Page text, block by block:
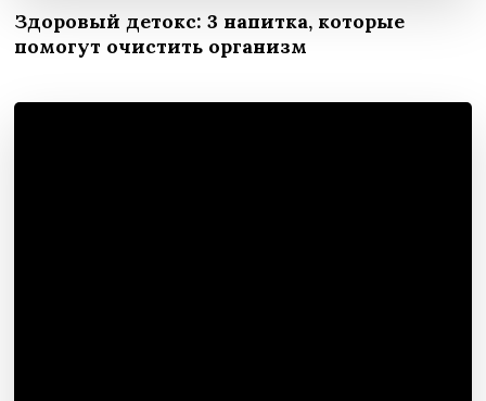
Здоровый детокс: 3 напитка, которые
помогут очистить организм